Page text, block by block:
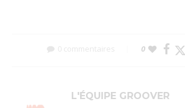
0 commentaires 0
L'ÉQUIPE GROOVER